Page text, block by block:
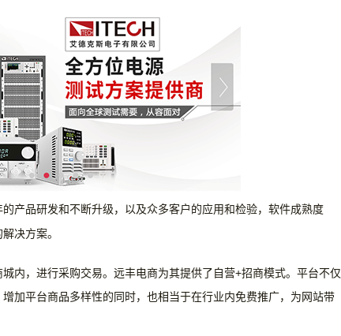
产品研发和不断升级，以及众多客户的应用和检验，软件成熟度
决方案。
内，进行采购交易。远丰电商为其提供了自营+招商模式。平台不仅
加平台商品多样性的同时，也相当于在行业内免费推广，为网站带